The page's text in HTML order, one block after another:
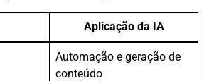
Aplicação da IA
Automação e geração de
conteúdo